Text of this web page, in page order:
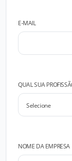
E-MAIL
QUAL SUA
NOME DA EMPRESA